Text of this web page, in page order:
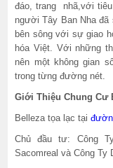
đáo, trang nhã,với
người Tây Ban Nha đã
bên sông với sự giao
hóa Việt. Với những
nên một không gian
trong từng đường nét.
Giới Thiệu Chung Cư
Belleza tọa lạc tại
Chủ đầu tư: Công
Sacomreal và Công Ty